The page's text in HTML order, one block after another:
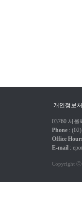
개인정보
03760 서
Phone :
Office
E-mail :
Copyright ⓒ